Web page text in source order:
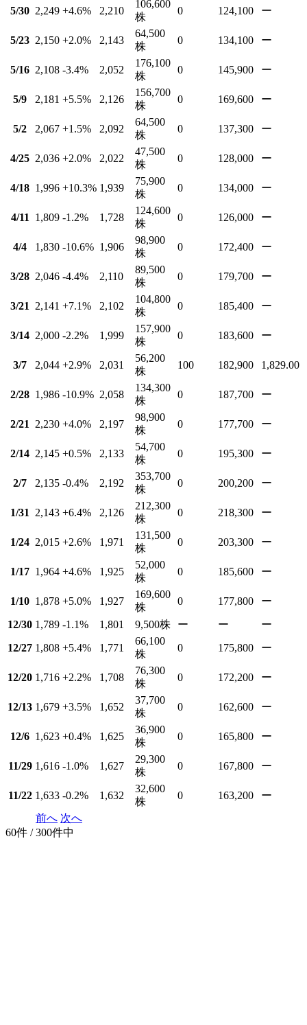
5/30 2,249 +4.6% 2,210
106,600
株
0 124,100 ー
5/23 2,150 +2.0% 2,143
64,500
株
0 134,100 ー
5/16 2,108 -3.4% 2,052
176,100
株
0 145,900 ー
5/9 2,181 +5.5% 2,126
156,700
株
0 169,600 ー
5/2 2,067 +1.5% 2,092
64,500
株
0 137,300 ー
4/25 2,036 +2.0% 2,022
47,500
株
0 128,000 ー
4/18 1,996 +10.3% 1,939
75,900
株
0 134,000 ー
4/11 1,809 -1.2% 1,728
124,600
株
0 126,000 ー
4/4 1,830 -10.6% 1,906
98,900
株
0 172,400 ー
3/28 2,046 -4.4% 2,110
89,500
株
0 179,700 ー
3/21 2,141 +7.1% 2,102
104,800
株
0 185,400 ー
3/14 2,000 -2.2% 1,999
157,900
株
0 183,600 ー
3/7 2,044 +2.9% 2,031
56,200
株
100 182,900 1,829.00
2/28 1,986 -10.9% 2,058
134,300
株
0 187,700 ー
2/21 2,230 +4.0% 2,197
98,900
株
0 177,700 ー
2/14 2,145 +0.5% 2,133
54,700
株
0 195,300 ー
2/7 2,135 -0.4% 2,192
353,700
株
0 200,200 ー
1/31 2,143 +6.4% 2,126
212,300
株
0 218,300 ー
1/24 2,015 +2.6% 1,971
131,500
株
0 203,300 ー
1/17 1,964 +4.6% 1,925
52,000
株
0 185,600 ー
1/10 1,878 +5.0% 1,927
169,600
株
0 177,800
ー
12/30 1,789 -1.1% 1,801 9,500株 ー ー
ー
12/27 1,808 +5.4% 1,771
66,100
株
0 175,800 ー
12/20 1,716 +2.2% 1,708
76,300
株
0 172,200 ー
12/13 1,679 +3.5% 1,652
37,700
株
0 162,600 ー
12/6 1,623 +0.4% 1,625
36,900
株
0 165,800 ー
11/29 1,616 -1.0% 1,627
29,300
株
0 167,800 ー
11/22 1,633 -0.2% 1,632
32,600
株
0 163,200
ー
前へ 次へ
60件 / 300件中